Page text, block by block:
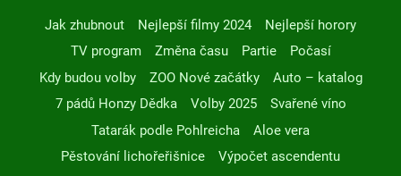
Jak zhubnout Nejlepší filmy 2024
Nejlepší horory
TV program
Změna času Partie
Počasí
Kdy budou volby
ZOO Nové začátky
Auto – katalog
7 pádů Honzy Dědka
Volby 2025
Svařené víno
Tatarák podle Pohlreicha
Aloe vera
Pěstování lichořeřišnice
Výpočet ascendentu